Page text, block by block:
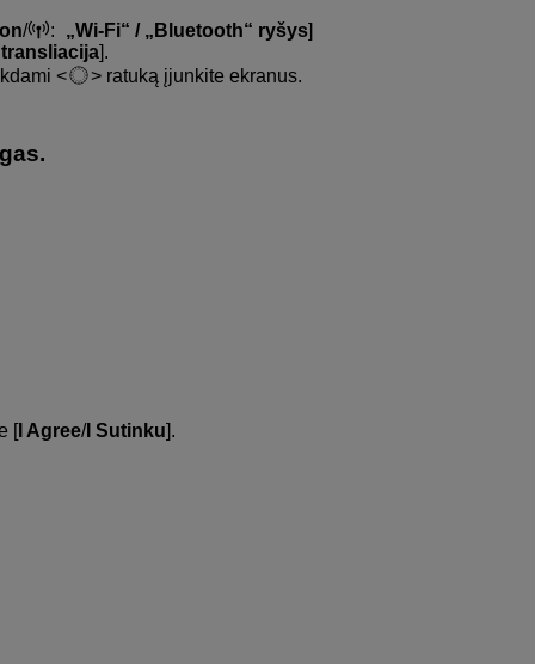
/ : „Wi-Fi“ / „Bluetooth“ ryšys]
].
ratuką įjunkite ekranus.
[I Agree/I Sutinku].